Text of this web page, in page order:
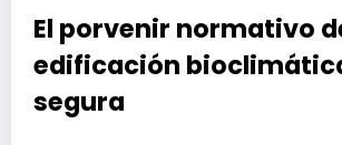
El porvenir normativo
edificación
segura